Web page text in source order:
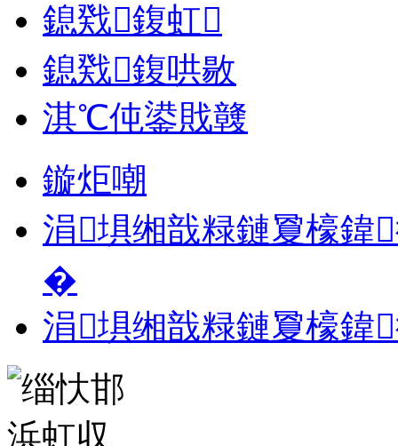
鎴戣鍑虹
鎴戣鍑哄敭
淇℃伅鍙戝竷
鏇炬嘲
涓埧缃戠粶鏈夐檺鍏
�
涓埧缃戠粶鏈夐檺鍏